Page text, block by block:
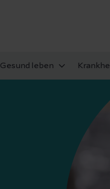
Gesund leben